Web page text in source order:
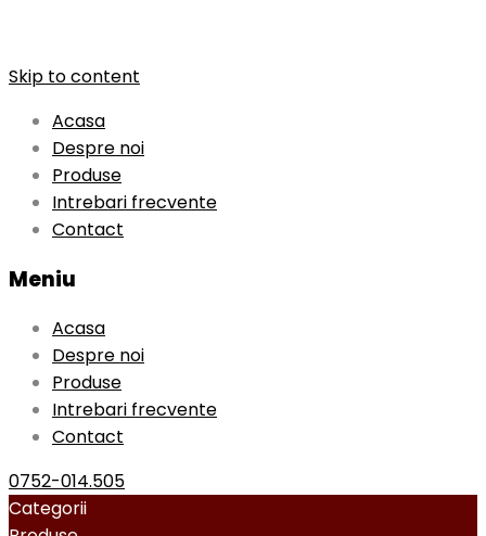
Skip to content
Acasa
Despre noi
Produse
Intrebari frecvente
Contact
Meniu
Acasa
Despre noi
Produse
Intrebari frecvente
Contact
0752-014.505
Categorii